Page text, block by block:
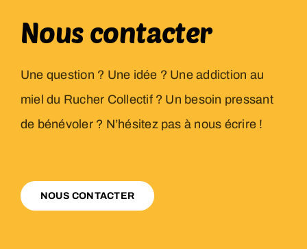
Nous contacter
Une question ? Une idée ? Une addiction au
miel du Rucher Collectif ? Un besoin pressant
de bénévoler ? N’hésitez pas à nous écrire !
NOUS CONTACTER